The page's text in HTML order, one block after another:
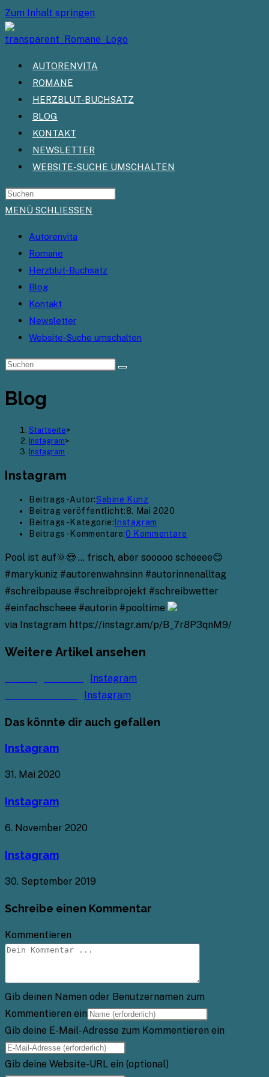
Zum Inhalt springen
AUTORENVITA
ROMANE
HERZBLUT-BUCHSATZ
BLOG
KONTAKT
NEWSLETTER
WEBSITE-SUCHE UMSCHALTEN
MENÜ SCHLIESSEN
Autorenvita
Romane
Herzblut-Buchsatz
Blog
Kontakt
Newsletter
Website-Suche umschalten
Blog
Startseite>
Instagram>
Instagram
Instagram
Beitrags-Autor:Sabine Kunz
Beitrag veröffentlicht:8. Mai 2020
Beitrags-Kategorie: Instagram
Beitrags-Kommentare:0 Kommentare
Pool ist auf🌞😍 … frisch, aber sooooo scheeee😊
#marykuniz #autorenwahnsinn #autorinnenalltag
#schreibpause #schreibprojekt #schreibwetter
#einfachscheee #autorin #pooltime
via Instagram https://instagr.am/p/B_7r8P3qnM9/
Weitere Artikel ansehen
Instagram
Instagram
Das könnte dir auch gefallen
Instagram
31. Mai 2020
Instagram
6. November 2020
Instagram
30. September 2019
Schreibe einen Kommentar
Kommentieren
Gib deinen Namen oder Benutzernamen zum
Kommentieren ein
Gib deine E-Mail-Adresse zum Kommentieren ein
Gib deine Website-URL ein (optional)